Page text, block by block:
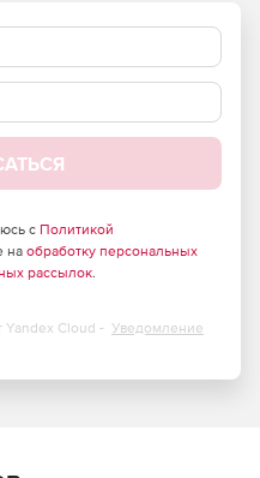
с Политикой
на обработку персональных
рассылок.
Yandex Cloud - Уведомление